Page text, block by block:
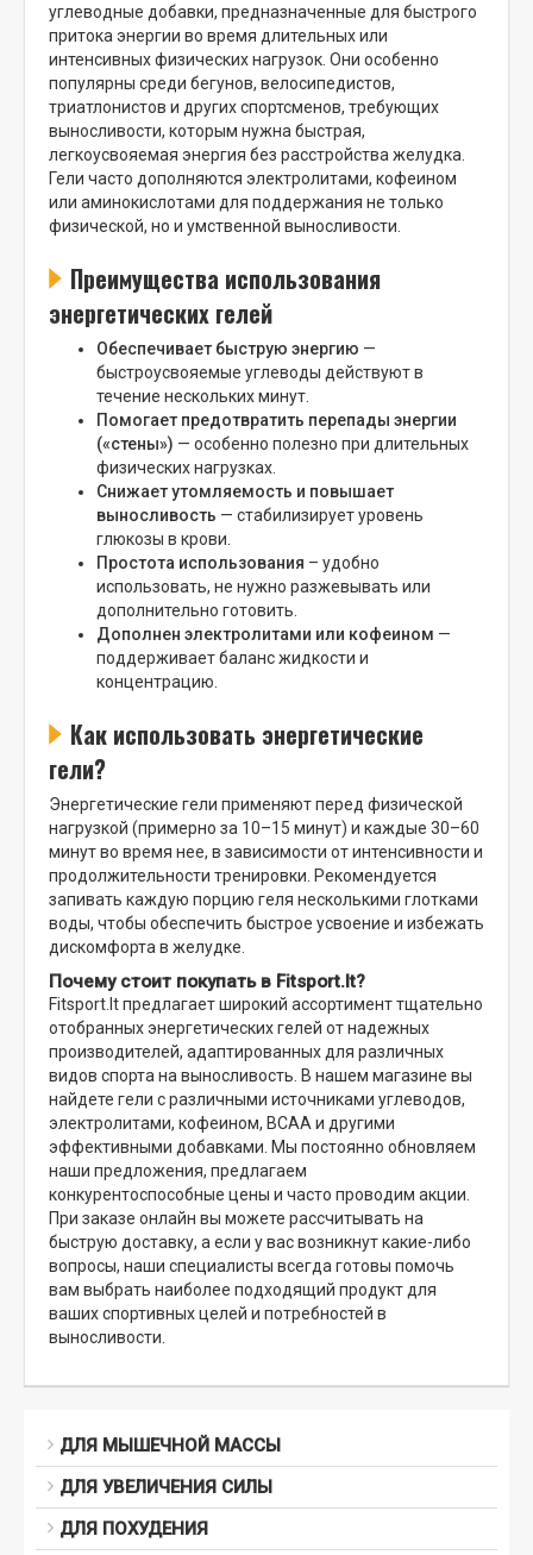
углеводные добавки, предназначенные для быстрого
притока энергии во время длительных или
интенсивных физических нагрузок. Они особенно
популярны среди бегунов, велосипедистов,
триатлонистов и других спортсменов, требующих
выносливости, которым нужна быстрая,
легкоусвояемая энергия без расстройства желудка.
Гели часто дополняются электролитами, кофеином
или аминокислотами для поддержания не только
физической, но и умственной выносливости.
Преимущества использования
энергетических гелей
Обеспечивает быструю энергию —
быстроусвояемые углеводы действуют в
течение нескольких минут.
Помогает предотвратить перепады энергии
(«стены») — особенно полезно при длительных
физических нагрузках.
Снижает утомляемость и повышает
выносливость — стабилизирует уровень
глюкозы в крови.
Простота использования – удобно
использовать, не нужно разжевывать или
дополнительно готовить.
Дополнен электролитами или кофеином —
поддерживает баланс жидкости и
концентрацию.
Как использовать энергетические
гели?
Энергетические гели применяют перед физической
нагрузкой (примерно за 10–15 минут) и каждые 30–60
минут во время нее, в зависимости от интенсивности и
продолжительности тренировки. Рекомендуется
запивать каждую порцию геля несколькими глотками
воды, чтобы обеспечить быстрое усвоение и избежать
дискомфорта в желудке.
Почему стоит покупать в Fitsport.lt?
Fitsport.lt предлагает широкий ассортимент тщательно
отобранных энергетических гелей от надежных
производителей, адаптированных для различных
видов спорта на выносливость. В нашем магазине вы
найдете гели с различными источниками углеводов,
электролитами, кофеином, BCAA и другими
эффективными добавками. Мы постоянно обновляем
наши предложения, предлагаем
конкурентоспособные цены и часто проводим акции.
При заказе онлайн вы можете рассчитывать на
быструю доставку, а если у вас возникнут какие-либо
вопросы, наши специалисты всегда готовы помочь
вам выбрать наиболее подходящий продукт для
ваших спортивных целей и потребностей в
выносливости.
ДЛЯ МЫШЕЧНОЙ МАССЫ
ДЛЯ УВЕЛИЧЕНИЯ СИЛЫ
ДЛЯ ПОХУДЕНИЯ